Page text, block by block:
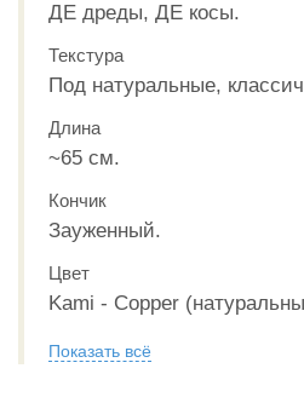
ДЕ дреды, ДЕ косы.
Текстура
Под натуральные,
Длина
~65 см.
Кончик
Зауженный.
Цвет
Kami - Copper
Показать всё